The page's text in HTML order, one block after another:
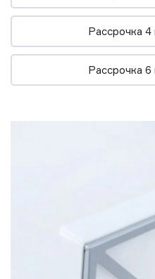
Рассрочка
Рассрочка